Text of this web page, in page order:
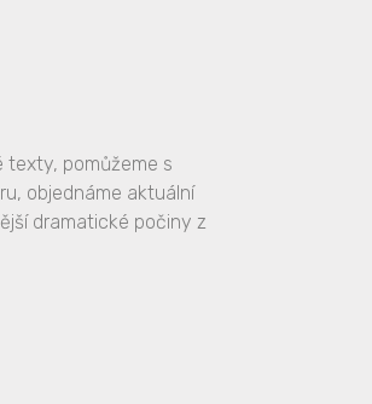
texty, pomůžeme s
objednáme aktuální
dramatické počiny z